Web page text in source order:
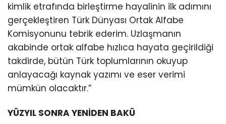
kimlik etrafında birleştirme hayalinin ilk adımını
gerçekleştiren Türk Dünyası Ortak Alfabe
Komisyonunu tebrik ederim. Uzlaşmanın
akabinde ortak alfabe hızlıca hayata geçirildiği
takdirde, bütün Türk toplumlarının okuyup
anlayacağı kaynak yazımı ve eser verimi
mümkün olacaktır.”
YÜZYIL SONRA YENİDEN BAKÜ